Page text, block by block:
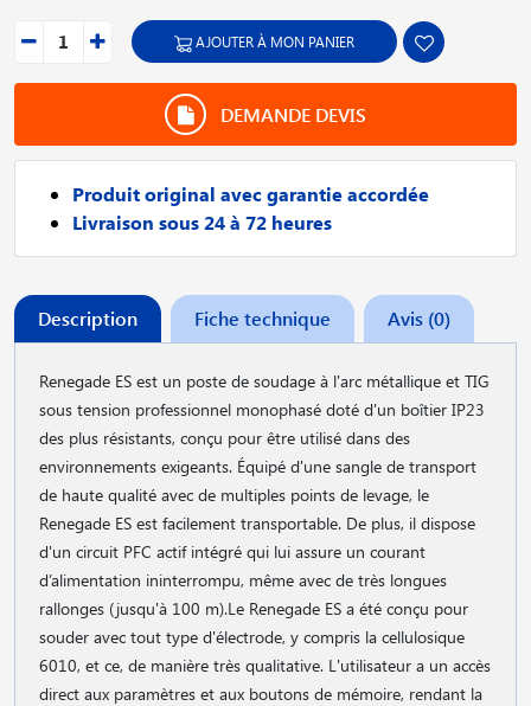
AJOUTER À MON PANIER
DEMANDE DEVIS
Produit original avec garantie accordée
Livraison sous 24 à 72 heures
Description Fiche technique Avis (0)
Renegade ES est un poste de soudage à l'arc métallique et TIG
sous tension professionnel monophasé doté d'un boîtier IP23
des plus résistants, conçu pour être utilisé dans des
environnements exigeants. Équipé d'une sangle de transport
de haute qualité avec de multiples points de levage, le
Renegade ES est facilement transportable. De plus, il dispose
d'un circuit PFC actif intégré qui lui assure un courant
d’alimentation ininterrompu, même avec de très longues
rallonges (jusqu'à 100 m).Le Renegade ES a été conçu pour
souder avec tout type d'électrode, y compris la cellulosique
6010, et ce, de manière très qualitative. L'utilisateur a un accès
direct aux paramètres et aux boutons de mémoire, rendant la